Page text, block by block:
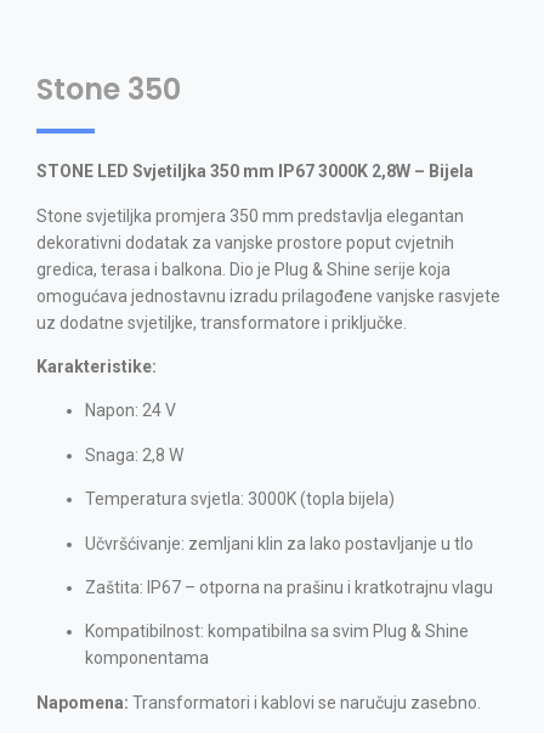
Stone 350
STONE LED Svjetiljka 350 mm IP67 3000K 2,8W – Bijela
Stone svjetiljka promjera 350 mm predstavlja elegantan
dekorativni dodatak za vanjske prostore poput cvjetnih
gredica, terasa i balkona. Dio je Plug & Shine serije koja
omogućava jednostavnu izradu prilagođene vanjske rasvjete
uz dodatne svjetiljke, transformatore i priključke.
Karakteristike:
Napon: 24 V
Snaga: 2,8 W
Temperatura svjetla: 3000K (topla bijela)
Učvršćivanje: zemljani klin za lako postavljanje u tlo
Zaštita: IP67 – otporna na prašinu i kratkotrajnu vlagu
Kompatibilnost: kompatibilna sa svim Plug & Shine
komponentama
Napomena: Transformatori i kablovi se naručuju zasebno.